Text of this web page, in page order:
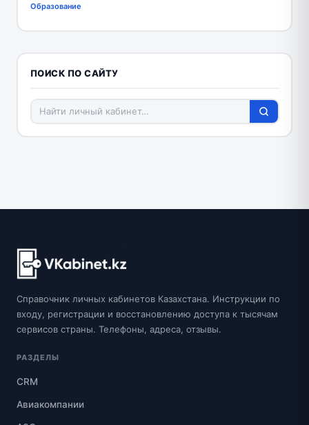
Образование
ПОИСК ПО САЙТУ
Справочник личных кабинетов Казахстана. Инструкции по
входу, регистрации и восстановлению доступа к тысячам
сервисов страны. Телефоны, адреса, отзывы.
РАЗДЕЛЫ
CRM
Авиакомпании